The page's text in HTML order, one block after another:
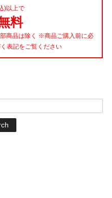
)以上で
料
商品は除く ※商品ご購入前に必
表記をご覧ください